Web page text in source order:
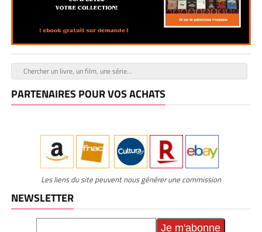
PARTENAIRES POUR VOS ACHATS
Les liens du site peuvent nous générer une commission
NEWSLETTER